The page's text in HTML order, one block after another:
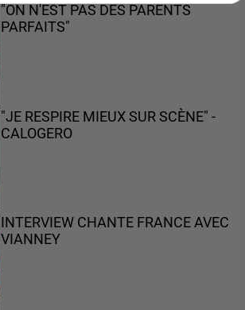
"ON N'EST PAS DES PARENTS
PARFAITS"
"JE RESPIRE MIEUX SUR SCÈNE" -
CALOGERO
INTERVIEW CHANTE FRANCE AVEC
VIANNEY